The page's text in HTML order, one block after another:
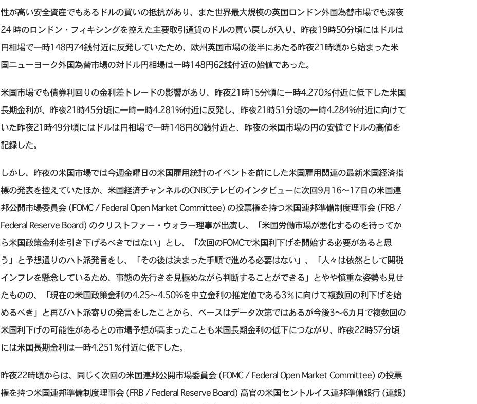
性が高い安全資産でもあるドルの買いの抵抗があり、また世界最大規模の英国ロンドン外国為替市場でも深夜
24 時のロンドン・フィキシングを控えた主要取引通貨のドルの買い戻しが入り、昨夜19時50分頃にはドルは
円相場で一時148円74銭付近に反発していたため、欧州英国市場の後半にあたる昨夜21時頃から始まった米
国ニューヨーク外国為替市場の対ドル円相場は一時148円62銭付近の始値であった。
米国市場でも債券利回りの金利差トレードの影響があり、昨夜21時15分頃に一時4.270％付近に低下した米国
長期金利が、昨夜21時45分頃に一時一時4.281%付近に反発し、昨夜21時51分頃の一時4.284%付近に向けて
いた昨夜21時49分頃にはドルは円相場で一時148円80銭付近と、昨夜の米国市場の円の安値でドルの高値を
記録した。
しかし、昨夜の米国市場では今週金曜日の米国雇用統計のイベントを前にした米国雇用関連の最新米国経済指
標の発表を控えていたほか、米国経済チャンネルのCNBCテレビのインタビューに次回9月16〜17日の米国連
邦公開市場委員会 (FOMC / Federal Open Market Committee) の投票権を持つ米国連邦準備制度理事会 (FRB /
Federal Reserve Board) のクリストファー・ウォラー理事が出演し、「米国労働市場が悪化するのを待ってか
ら米国政策金利を引き下げるべきではない」とし、「次回のFOMCで米国利下げを開始する必要があると思
う」と予想通りのハト派発言をし、「その後は決まった手順で進める必要はない」、「人々は依然として関税
インフレを懸念しているため、事態の先行きを見極めながら判断することができる」とやや慎重な姿勢も見せ
たものの、「現在の米国政策金利の4.25〜4.50%を中立金利の推定値である3％に向けて複数回の利下げを始
めるべき」と再びハト派寄りの発言をしたことから、ペースはデータ次第ではあるが今後3〜6カ月で複数回の
米国利下げの可能性があるとの市場予想が高まったことも米国長期金利の低下につながり、昨夜22時57分頃
には米国長期金利は一時4.251％付近に低下した。
昨夜22時頃からは、同じく次回の米国連邦公開市場委員会 (FOMC / Federal Open Market Committee) の投票
権を持つ米国連邦準備制度理事会 (FRB / Federal Reserve Board) 高官の米国セントルイス連邦準備銀行 (連銀)